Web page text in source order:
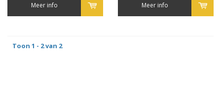
Meer info Meer info
Toon 1 - 2 van 2